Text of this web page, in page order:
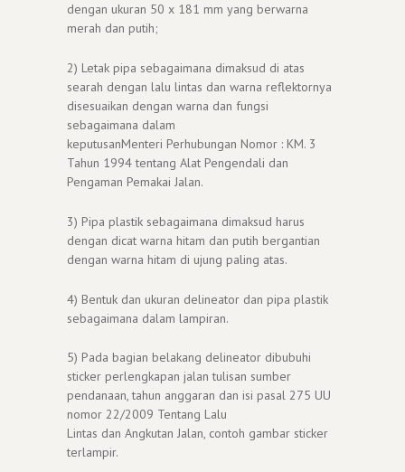
dengan ukuran 50 x 181 mm yang berwarna
merah dan putih;
2) Letak pipa sebagaimana dimaksud di atas
searah dengan lalu lintas dan warna reflektornya
disesuaikan dengan warna dan fungsi
sebagaimana dalam
keputusanMenteri Perhubungan Nomor : KM. 3
Tahun 1994 tentang Alat Pengendali dan
Pengaman Pemakai Jalan.
3) Pipa plastik sebagaimana dimaksud harus
dengan dicat warna hitam dan putih bergantian
dengan warna hitam di ujung paling atas.
4) Bentuk dan ukuran delineator dan pipa plastik
sebagaimana dalam lampiran.
5) Pada bagian belakang delineator dibubuhi
sticker perlengkapan jalan tulisan sumber
pendanaan, tahun anggaran dan isi pasal 275 UU
nomor 22/2009 Tentang Lalu
Lintas dan Angkutan Jalan, contoh gambar sticker
terlampir.